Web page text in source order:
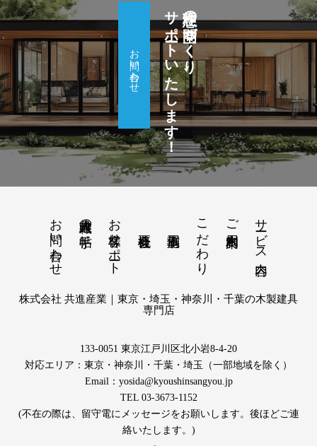
理想の空間づくり、
サポートいたします！
お問い合わせ
サービス内容
ご利用案内
こだわり
お客様サポート
建具職人の手帖
お問い合わせ
株式会社 共進産業｜東京・埼玉・神奈川・千葉の木製建具
専門店
133-0051 東京江戸川区北小岩8-4-20
対応エリア：東京・神奈川・千葉・埼玉（一部地域を除く）
Email：yosida@kyoushinsangyou.jp
TEL 03-3673-1152
(不在の際は、留守電にメッセージをお願いします。後ほどご連
絡いたします。)